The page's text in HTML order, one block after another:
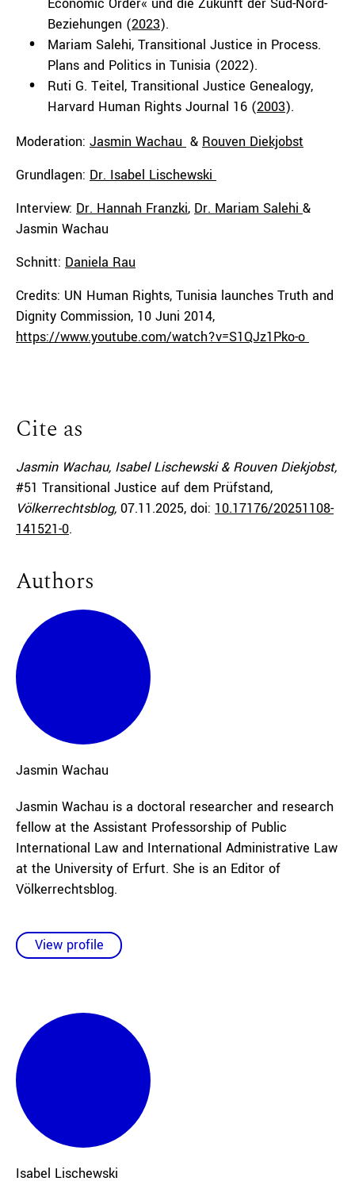
Beziehungen (2023).
Mariam Salehi, Transitional Justice in Process.
Plans and Politics in Tunisia (2022).
Ruti G. Teitel, Transitional Justice Genealogy,
Harvard Human Rights Journal 16 (2003).
Moderation: Jasmin Wachau & Rouven Diekjobst
Grundlagen: Dr. Isabel Lischewski⁠
Interview: Dr. Hannah Franzki, Dr. Mariam Salehi &
Jasmin Wachau
Schnitt: Daniela Rau
Credits: UN Human Rights, Tunisia launches Truth and
Dignity Commission, 10 Juni 2014,
https://www.youtube.com/watch?v=S1QJz1Pko-o
Cite as
Jasmin Wachau, Isabel Lischewski & Rouven Diekjobst,
#51 Transitional Justice auf dem Prüfstand,
Völkerrechtsblog, 07.11.2025, doi: 10.17176/20251108-
141521-0.
Authors
Jasmin Wachau
Jasmin Wachau is a doctoral researcher and research
fellow at the Assistant Professorship of Public
International Law and International Administrative Law
at the University of Erfurt. She is an Editor of
Völkerrechtsblog.
View profile
Isabel Lischewski